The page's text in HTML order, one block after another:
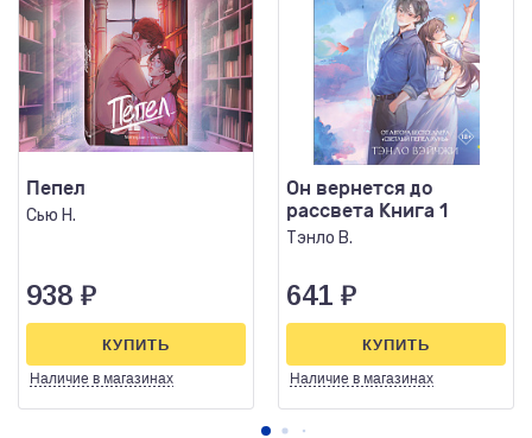
Пепел
Сью Н.
938 ₽
Наличие в магазинах
КУПИТЬ
Он вернется до
рассвета Книга 1
Тэнло В.
641 ₽
Наличие в магазинах
КУПИТЬ